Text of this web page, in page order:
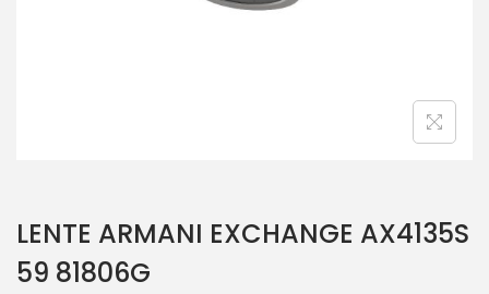
LENTE ARMANI EXCHANGE AX4135S
59 81806G